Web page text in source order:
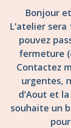
Bonjour
L'atelier sera
pouvez
fermeture
Contactez
urgentes,
d'Aout et la
souhaite un